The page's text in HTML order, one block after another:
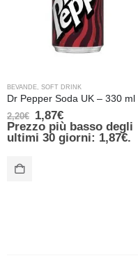
BEVANDE SOFT DRINK
Dr Pepper Soda UK – 330 ml
2,20€ 1,87€
Prezzo più basso degli
ultimi 30 giorni: 1,87€.